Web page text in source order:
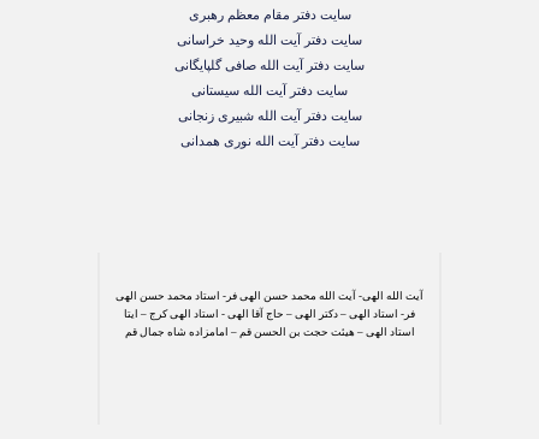
سایت دفتر مقام معظم رهبری
سایت دفتر آیت الله وحید خراسانی
سایت دفتر آیت الله صافی گلپایگانی
سایت دفتر آیت الله سیستانی
سایت دفتر آیت الله شبیری زنجانی
سایت دفتر آیت الله نوری همدانی
آیت الله الهی- آیت الله محمد حسن الهی فر- استاد محمد حسن الهی
فر- استاد الهی – دکتر الهی – حاج آقا الهی - استاد الهی کرج – ایتا
استاد الهی – هیئت حجت بن الحسن قم – امامزاده شاه جمال قم